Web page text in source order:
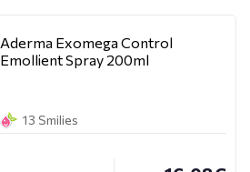
Aderma Exomega Control
Emollient Spray 200ml
13 Smilies